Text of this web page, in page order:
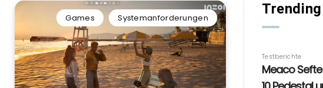
Games Systemanforderungen
Trending